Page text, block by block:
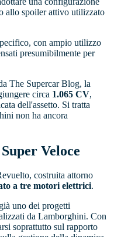
allo spoiler attivo utilizzato
con ampio utilizzo
presumibilmente per
The Supercar Blog, la
circa 1.065 CV,
dell'assetto. Si tratta
non ha ancora
Veloce
costruita attorno
a tre motori elettrici.
uno dei progetti
da Lamborghini. Con
soprattutto sul rapporto